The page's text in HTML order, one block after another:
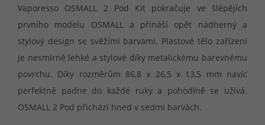
Vaporesso OSMALL 2 Pod Kit pokračuje ve šlépějích
prvního modelu OSMALL a přináší opět nádherný a
stylový design se svěžími barvami. Plastové tělo zařízení
je nesmírně lehké a stylové díky metalickému barevnému
povrchu. Díky rozměrům 86,8 x 26,5 x 13,5 mm navíc
perfektně padne do každé ruky a pohodlně se užívá.
OSMALL 2 Pod přichází hned v sedmi barvách.